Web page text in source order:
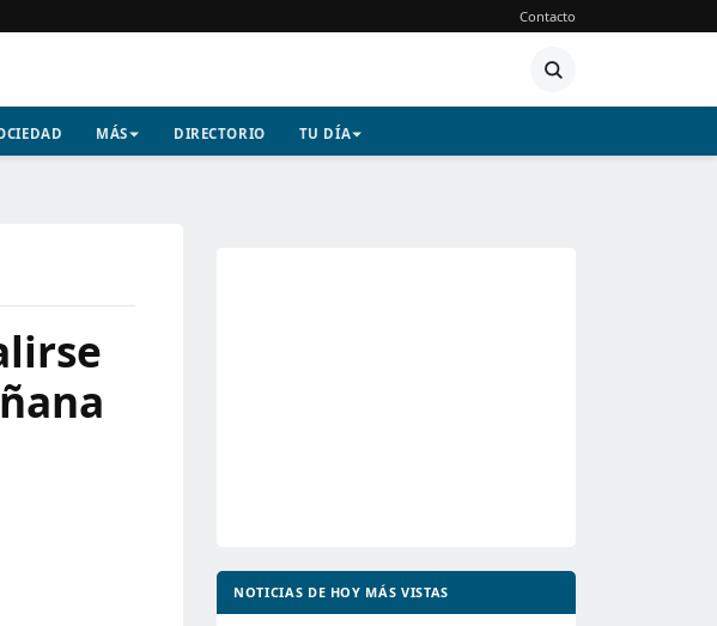
Contacto
MÁS DIRECTORIO TU DÍA
NOTICIAS DE HOY MÁS VISTAS